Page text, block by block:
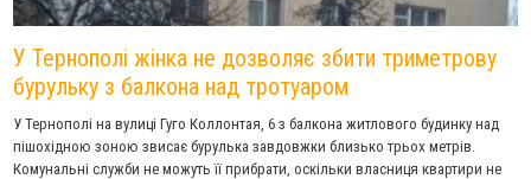
У Тернополі жінка не дозволяє збити триметрову
бурульку з балкона над тротуаром
У Тернополі на вулиці Гуго Коллонтая, 6 з балкона житлового будинку над
пішохідною зоною звисає бурулька завдовжки близько трьох метрів.
Комунальні служби не можуть її прибрати, оскільки власниця квартири не